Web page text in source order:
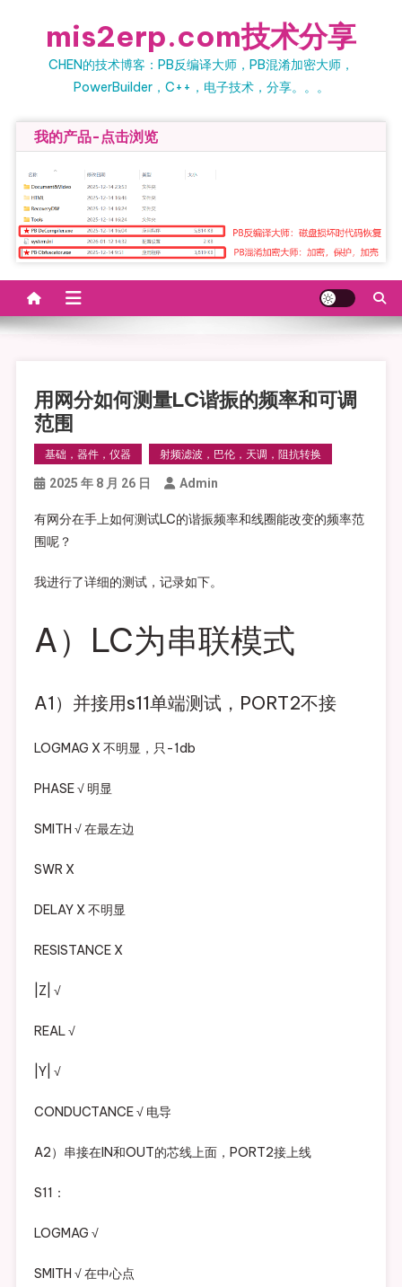
mis2erp.com技术分享
CHEN的技术博客：PB反编译大师，PB混淆加密大师，
PowerBuilder，C++，电子技术，分享。。。
我的产品-点击浏览
用网分如何测量LC谐振的频率和可调
范围
基础，器件，仪器 射频滤波，巴伦，天调，阻抗转换
2025 年 8 月 26 日 Admin
有网分在手上如何测试LC的谐振频率和线圈能改变的频率范
围呢？
我进行了详细的测试，记录如下。
A）LC为串联模式
A1）并接用s11单端测试，PORT2不接
LOGMAG X 不明显，只-1db
PHASE √ 明显
SMITH √ 在最左边
SWR X
DELAY X 不明显
RESISTANCE X
|Z| √
REAL √
|Y| √
CONDUCTANCE √ 电导
A2）串接在IN和OUT的芯线上面，PORT2接上线
S11：
LOGMAG √
SMITH √ 在中心点